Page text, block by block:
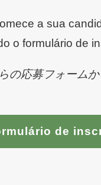
a sua
o formulário de
の応募フォーム
de